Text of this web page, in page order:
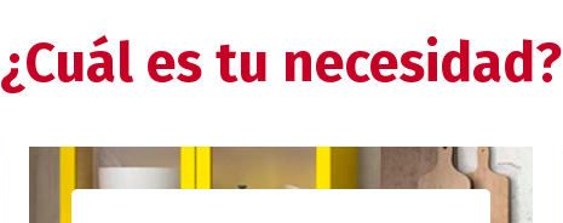
¿Cuál es tu necesidad?